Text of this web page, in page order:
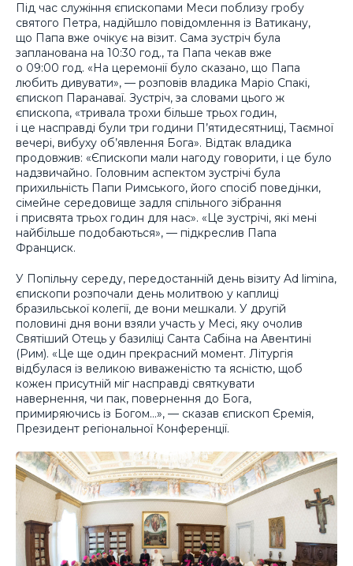
Під час служіння єпископами Меси поблизу гробу
святого Петра, надійшло повідомлення із Ватикану,
що Папа вже очікує на візит. Сама зустріч була
запланована на 10:30 год., та Папа чекав вже
о 09:00 год. «На церемонії було сказано, що Папа
любить дивувати», — розповів владика Маріо Спакі,
єпископ Паранаваї. Зустріч, за словами цього ж
єпископа, «тривала трохи більше трьох годин,
і це насправді були три години П’ятидесятниці, Таємної
вечері, вибуху об’явлення Бога». Відтак владика
продовжив: «Єпископи мали нагоду говорити, і це було
надзвичайно. Головним аспектом зустрічі була
прихильність Папи Римського, його спосіб поведінки,
сімейне середовище задля спільного зібрання
і присвята трьох годин для нас». «Це зустрічі, які мені
найбільше подобаються», — підкреслив Папа
Франциск.
У Попільну середу, передостанній день візиту Ad limina,
єпископи розпочали день молитвою у каплиці
бразильської колегії, де вони мешкали. У другій
половині дня вони взяли участь у Месі, яку очолив
Святіший Отець у базиліці Санта Сабіна на Авентині
(Рим). «Це ще один прекрасний момент. Літургія
відбулася із великою виваженістю та ясністю, щоб
кожен присутній міг насправді святкувати
навернення, чи пак, повернення до Бога,
примиряючись із Богом…», — сказав єпископ Єремія,
Президент регіональної Конференції.